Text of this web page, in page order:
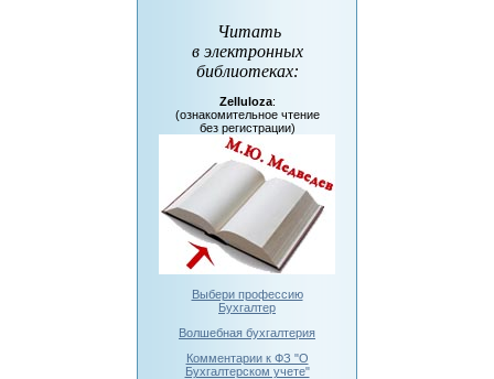
Читать
в электронных
библиотеках:
Zelluloza:
(ознакомительное чтение
без регистрации)
Выбери профессию
Бухгалтер
Волшебная бухгалтерия
Комментарии к ФЗ "О
Бухгалтерском учете"